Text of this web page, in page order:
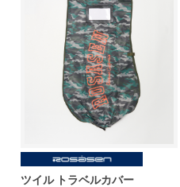
ツイル トラベルカバー